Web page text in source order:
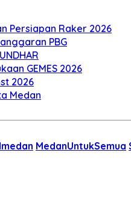
Persiapan Raker 2026
PBG
GEMES 2026
2026
Medan
MedanUntukSemua